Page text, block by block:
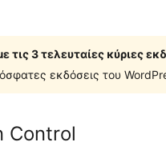
τις 3 τελευταίες κύριες
εκδόσεις του
Control